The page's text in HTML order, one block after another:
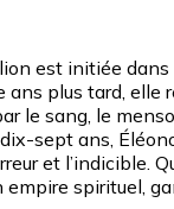
est initiée
plus tard,
le sang, le
sept ans,
et l’indicible.
empire